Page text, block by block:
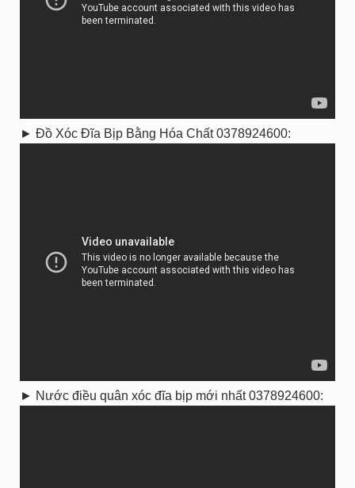
► Đồ Xóc Đĩa Bịp Bằng Hóa Chất 0378924600:
► Nước điều quân xóc đĩa bịp mới nhất 0378924600: